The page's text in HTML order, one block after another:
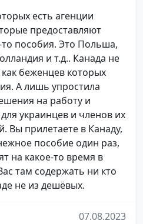
есть агенции
предоставляют
пособия. Это Польша,
и т.д.. Канада не
беженцев которых
А лишь упростила
на работу и
украинцев и членов их
Вы прилетаете в Канаду,
пособие один раз,
на какое-то время в
там содержать ни кто
не из дешёвых.
07.08.2023